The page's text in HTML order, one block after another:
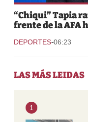
“Chiqui” Tapia
frente de la AFA
DEPORTES-06:23
LAS MÁS LEIDAS
1